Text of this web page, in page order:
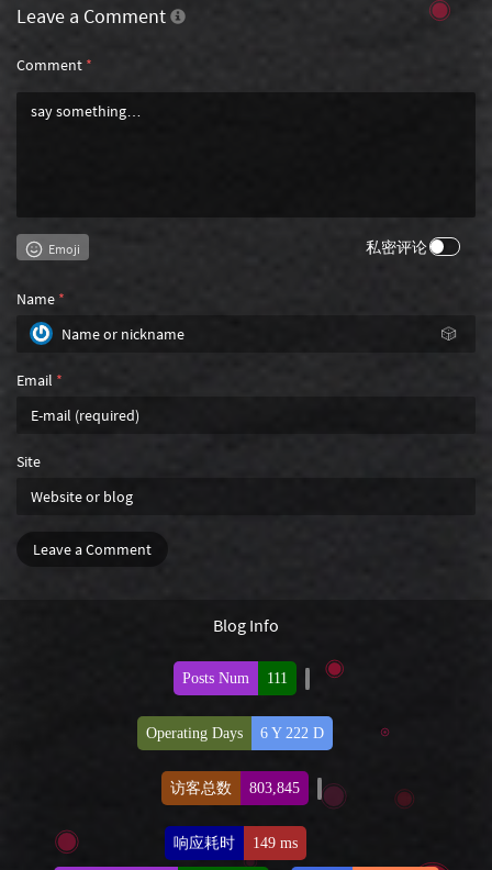
Leave a Comment
Comment *
Emoji 私密评论
Name *
🎲
Email *
Site
Leave a Comment
Blog Info
Posts Num 111
Operating Days 6 Y 222 D
访客总数 803,845
响应耗时 149 ms